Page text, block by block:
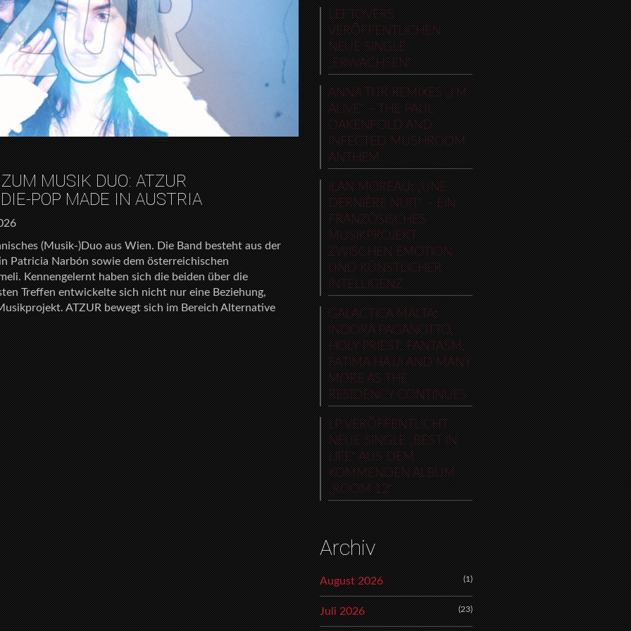
MUSIK DUO: ATZUR
POP MADE IN AUSTRIA
(Musik-)Duo aus Wien. Die Band besteht aus der
Patricia Narbón sowie dem österreichischen
Kennengelernt haben sich die beiden über die
Treffen entwickelte sich nicht nur eine Beziehung,
ATZUR bewegt sich im Bereich Alternative
LEFTOVERS
VERÖFFENTLICHEN
NEUE SINGLE
„ERWACHSEN“
ANNA TUR REMIXES „I’M
ALIVE“ – THE PAUL
OAKENFOLD AND
INFECTED MUSHROOM
ANTHEM
ILAN MOREAU: „UNE
DERNIÈRE NUIT“ – EIN
FRANZÖSISCHES
MUSIKPROJEKT
ZWISCHEN EMOTION
UND KÜNSTLICHER
INTELLIGENZ
GALACTICA MALTA:
INDORA PAGANOTTO,
HOLY PRIEST, FANTASM,
FATIMA HAJJI AND MANY
MORE AS THE
RESIDENCY CONTINUES
LP VERÖFFENTLICHT
NEUE SINGLE „BEST IN
LIFE“ AUS DEM
KOMMENDEN ALBUM
„ROOM 12“
Archiv
August 2026 (1)
Juli 2026 (23)